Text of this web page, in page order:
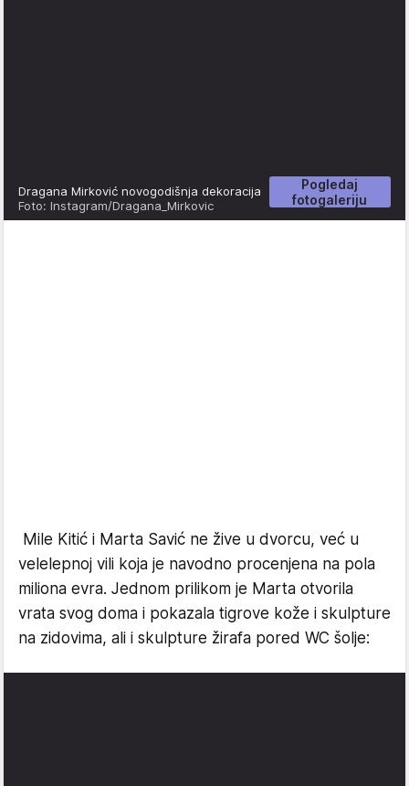
Pogledaj
fotogaleriju
Dragana Mirković novogodišnja dekoracija
Foto: Instagram/Dragana_Mirkovic
Mile Kitić i Marta Savić ne žive u dvorcu, već u
velelepnoj vili koja je navodno procenjena na pola
miliona evra. Jednom prilikom je Marta otvorila
vrata svog doma i pokazala tigrove kože i skulpture
na zidovima, ali i skulpture žirafa pored WC šolje: